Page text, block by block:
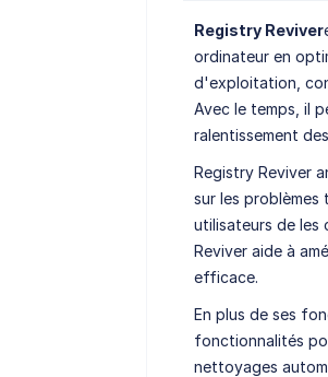
Registry Reviver
ordinateur en
d'exploitation,
Avec le temps, il
ralentissement
Registry Reviver
sur les
utilisateurs de les
Reviver aide à
efficace.
En plus de ses
fonctionnalités
nettoyages